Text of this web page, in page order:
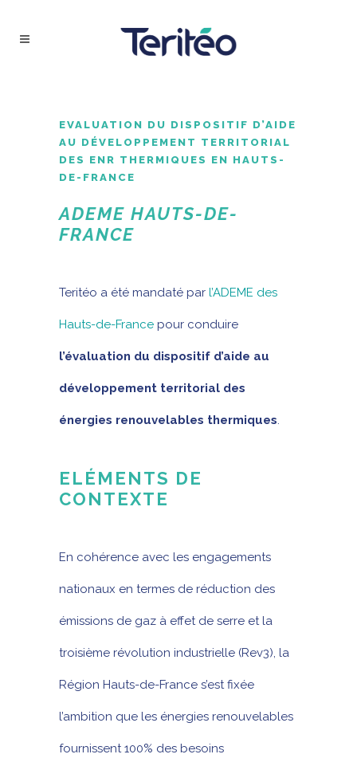
EVALUATION DU DISPOSITIF D’AIDE
AU DÉVELOPPEMENT TERRITORIAL
DES ENR THERMIQUES EN HAUTS-
DE-FRANCE
ADEME HAUTS-DE-
FRANCE
Teritéo a été mandaté par l’ADEME des
Hauts-de-France pour conduire
l’évaluation du dispositif d’aide au
développement territorial des
énergies renouvelables thermiques.
ELÉMENTS DE
CONTEXTE
En cohérence avec les engagements
nationaux en termes de réduction des
émissions de gaz à effet de serre et la
troisième révolution industrielle (Rev3), la
Région Hauts-de-France s’est fixée
l’ambition que les énergies renouvelables
fournissent 100% des besoins